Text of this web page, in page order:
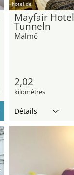
hotel.de
Mayfair Hotel
Tunneln
Malmö
2,02
kilomètres
Détails